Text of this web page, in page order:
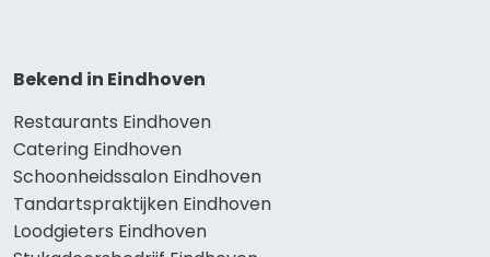
Bekend in Eindhoven
Restaurants Eindhoven
Catering Eindhoven
Schoonheidssalon Eindhoven
Tandartspraktijken Eindhoven
Loodgieters Eindhoven